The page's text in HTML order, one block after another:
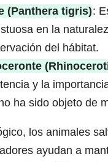
(Panthera tigris):
en la
del hábitat.
y la
ha sido objeto de
los animales
ayudan a